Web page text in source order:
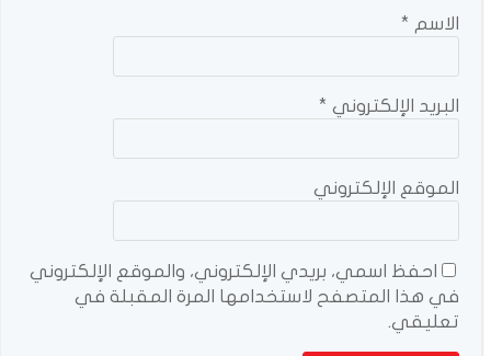
الاسم *
البريد الإلكتروني *
الموقع الإلكتروني
احفظ اسمي، بريدي الإلكتروني، والموقع الإلكتروني
في هذا المتصفح لاستخدامها المرة المقبلة في
تعليقي.